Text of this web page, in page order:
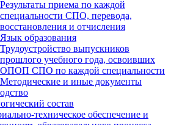
Результаты приема по каждой
специальности СПО, перевода,
восстановления и отчисления
Язык образования
Трудоустройство выпускников
прошлого учебного года, освоивших
ОПОП СПО по каждой специальности
Методические и иные документы
состав
техническое обеспечение и